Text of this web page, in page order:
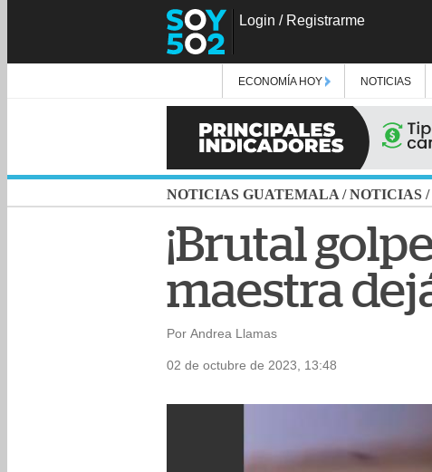
Login / Registrarme
ECONOMÍA HOY NOTICIAS
NOTICIAS GUATEMALA /NOTICIAS /
¡Brutal
maestra
Por Andrea Llamas
02 de octubre de 2023, 13:48